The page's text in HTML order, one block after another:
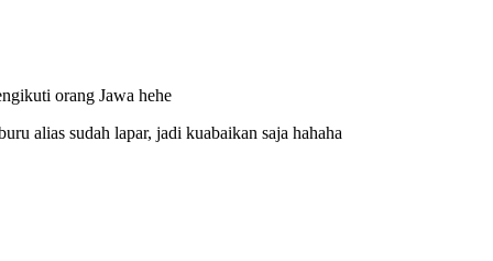
orang Jawa hehe
alias sudah lapar, jadi kuabaikan saja hahaha